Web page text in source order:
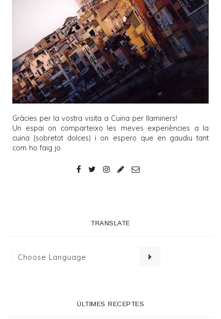
Gràcies per la vostra visita a Cuina per llaminers!
Un espai on comparteixo les meves experiències a la
cuina (sobretot dolces) i on espero que en gaudiu tant
com ho faig jo.
TRANSLATE
ÚLTIMES RECEPTES